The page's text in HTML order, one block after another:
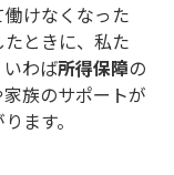
けなくなった
ときに、私た
わば所得保障の
族のサポートが
ます。